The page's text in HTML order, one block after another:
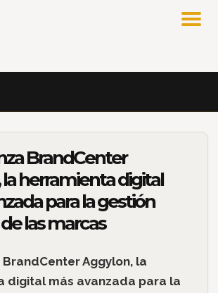
BrandCenter
herramienta digital
para la gestión
las marcas
BrandCenter Aggylon, la
digital más avanzada para la